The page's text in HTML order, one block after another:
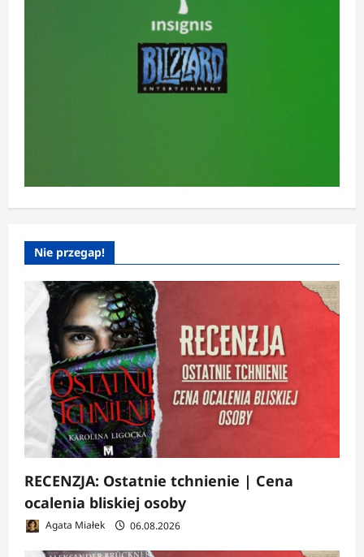
Nie przegap!
RECENZJA: Ostatnie tchnienie | Cena
ocalenia bliskiej osoby
Agata Miałek 06.08.2026